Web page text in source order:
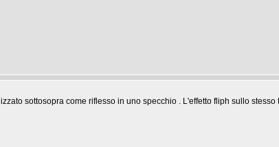
sottosopra come riflesso in uno specchio . L'effetto fliph sullo